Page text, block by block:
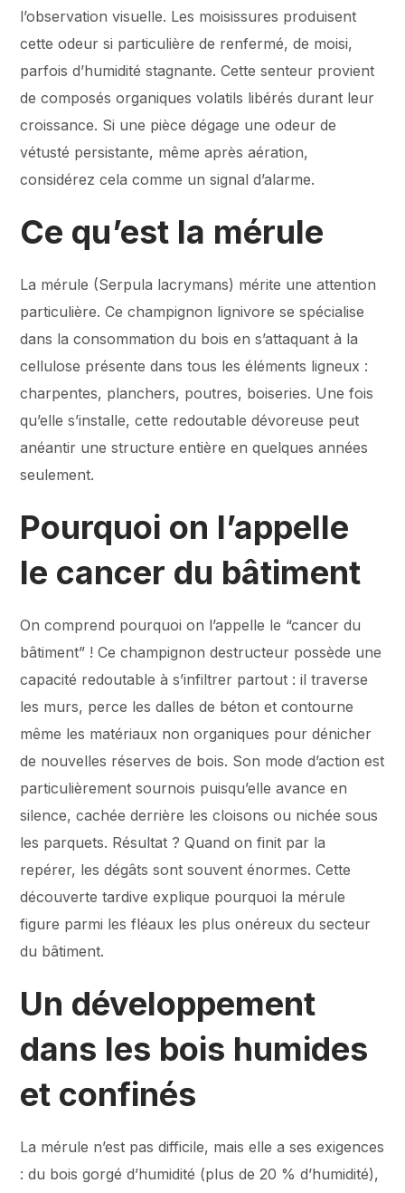
l’observation visuelle. Les moisissures produisent
cette odeur si particulière de renfermé, de moisi,
parfois d’humidité stagnante. Cette senteur provient
de composés organiques volatils libérés durant leur
croissance. Si une pièce dégage une odeur de
vétusté persistante, même après aération,
considérez cela comme un signal d’alarme.
Ce qu’est la mérule
La mérule (Serpula lacrymans) mérite une attention
particulière. Ce champignon lignivore se spécialise
dans la consommation du bois en s’attaquant à la
cellulose présente dans tous les éléments ligneux :
charpentes, planchers, poutres, boiseries. Une fois
qu’elle s’installe, cette redoutable dévoreuse peut
anéantir une structure entière en quelques années
seulement.
Pourquoi on l’appelle
le cancer du bâtiment
On comprend pourquoi on l’appelle le “cancer du
bâtiment” ! Ce champignon destructeur possède une
capacité redoutable à s’infiltrer partout : il traverse
les murs, perce les dalles de béton et contourne
même les matériaux non organiques pour dénicher
de nouvelles réserves de bois. Son mode d’action est
particulièrement sournois puisqu’elle avance en
silence, cachée derrière les cloisons ou nichée sous
les parquets. Résultat ? Quand on finit par la
repérer, les dégâts sont souvent énormes. Cette
découverte tardive explique pourquoi la mérule
figure parmi les fléaux les plus onéreux du secteur
du bâtiment.
Un développement
dans les bois humides
et confinés
La mérule n’est pas difficile, mais elle a ses exigences
: du bois gorgé d’humidité (plus de 20 % d’humidité),